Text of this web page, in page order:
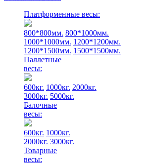
Платформенные весы:
800*800мм. 800*1000мм.
1000*1000мм. 1200*1200мм.
1200*1500мм. 1500*1500мм.
Паллетные
весы:
600кг. 1000кг. 2000кг.
3000кг. 5000кг.
Балочные
весы:
600кг. 1000кг.
2000кг. 3000кг.
Товарные
весы: